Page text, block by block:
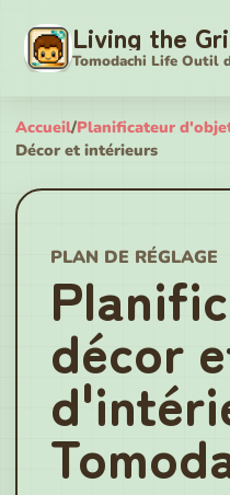
Living the
Tomodachi Life Outil
Accueil/Planificateur
Décor et intérieurs
PLAN DE RÉGLAGE
décor